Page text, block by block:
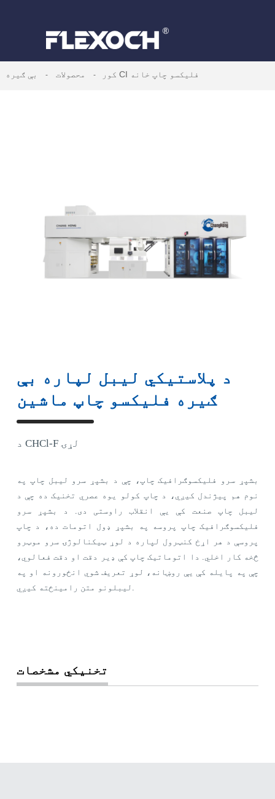
کور محصولات بې ګیره CI فلیکسو چاپ خانه
د پلاستيکي ليبل لپاره بې
ګیره فلیکسو چاپ ماشین
د CHCl-F لړۍ
بشپړ سرو فلیکسوګرافیک چاپ، چې د بشپړ سرو لیبل چاپ په
نوم هم پیژندل کیږي، د چاپ کولو یوه عصري تخنیک ده چې د
لیبل چاپ صنعت کې یې انقلاب راوستی دی. د بشپړ سرو
فلیکسوګرافیک چاپ پروسه په بشپړ ډول اتومات ده، د چاپ
پروسې د هر اړخ کنټرول لپاره د لوړ ټیکنالوژۍ سرو موټرو
څخه کار اخلي. دا اتوماتیک چاپ کې ډیر دقت او دقت فعالوي،
چې په پایله کې یې روښانه، لوړ تعریف شوي انځورونه او په
تخنیکي مشخصات